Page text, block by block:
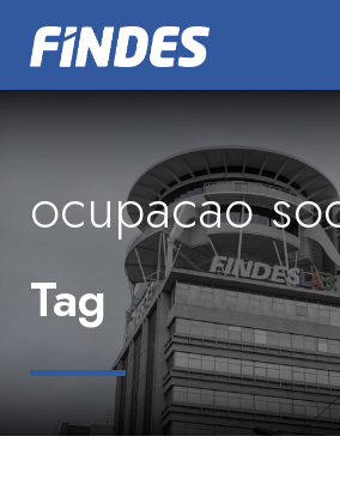
ocupacao
Tag